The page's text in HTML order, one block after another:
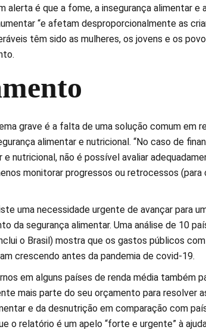
alerta é que a fome, a insegurança alimentar e
“e afetam desproporcionalmente as
têm sido as mulheres, os jovens e os
grave é a falta de uma solução comum em
alimentar e nutricional. “No caso de
e nutricional, não é possível avaliar
monitorar progressos ou retrocessos (para
uma necessidade urgente de avançar para
da segurança alimentar. Uma análise de 10
o Brasil) mostra que os gastos públicos
crescendo antes da pandemia de covid-19.
em alguns países de renda média também
mais parte do seu orçamento para resolver
e da desnutrição em comparação com
o relatório é um apelo “forte e urgente” à